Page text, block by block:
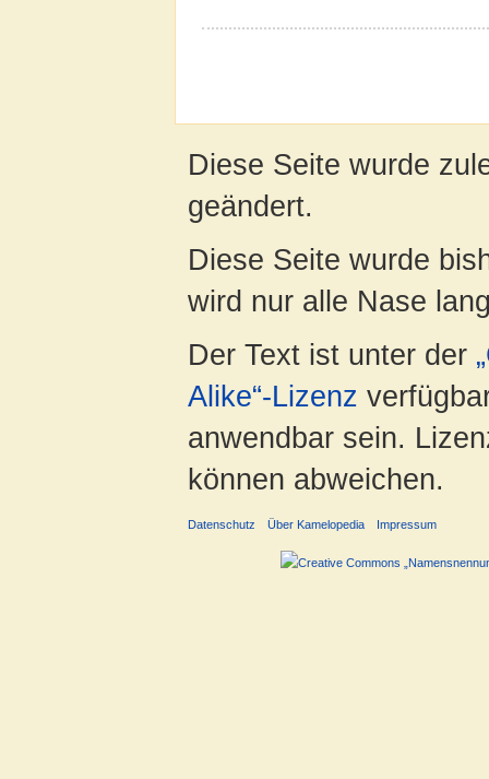
Diese Seite wurde
geändert.
Diese Seite wurde
wird nur alle Nase
Der Text ist unter der
Alike“-Lizenz
anwendbar sein.
können abweichen.
Datenschutz Über Kamelopedia Impressum